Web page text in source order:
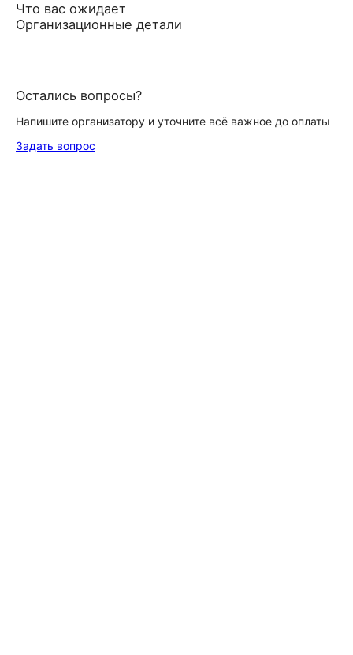
Что вас ожидает
Организационные детали
Остались вопросы?
Напишите организатору и уточните всё важное до оплаты
Задать вопрос